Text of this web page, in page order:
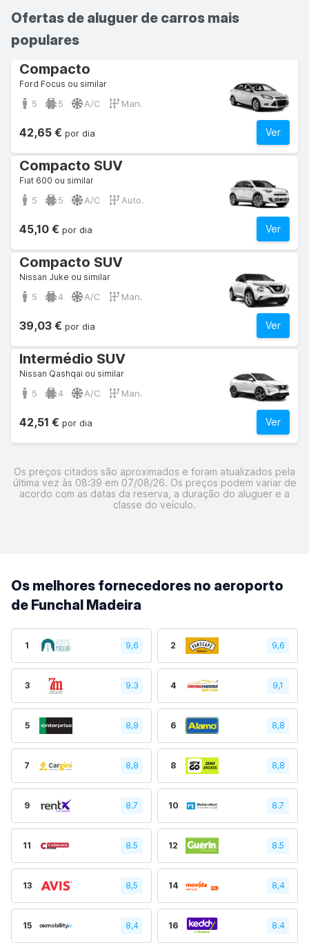
Ofertas de aluguer de carros mais
populares
Compacto
Ford Focus ou similar
5 5 A/C Man.
Ver
42,65 € por dia
Compacto SUV
Fiat 600 ou similar
5 5 A/C Auto.
Ver
45,10 € por dia
Compacto SUV
Nissan Juke ou similar
5 4 A/C Man.
Ver
39,03 € por dia
Intermédio SUV
Nissan Qashqai ou similar
5 4 A/C Man.
Ver
42,51 € por dia
Os preços citados são aproximados e foram atualizados pela
última vez às 08:39 em 07/08/26. Os preços podem variar de
acordo com as datas da reserva, a duração do aluguer e a
classe do veículo.
Os melhores fornecedores no aeroporto
de Funchal Madeira
1 9,6 2 9,6
3 9.3 4 9,1
5 8,9 6 8,8
7 8,8 8 8,8
9 8.7 10 8.7
11 8.5 12 8.5
13 8,5 14 8,4
15 8,4 16 8.4